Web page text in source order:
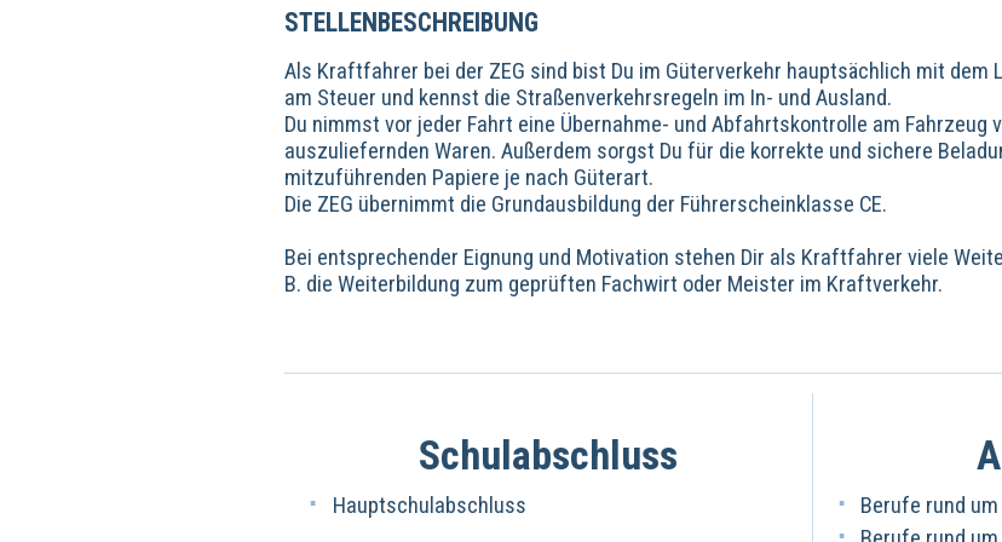
STELLENBESCHREIBUNG
Als Kraftfahrer bei der ZEG sind bist Du im Güterverkehr hauptsächlich mit dem
am Steuer und kennst die Straßenverkehrsregeln im In- und Ausland.
Du nimmst vor jeder Fahrt eine Übernahme- und Abfahrtskontrolle am Fahrzeug
auszuliefernden Waren. Außerdem sorgst Du für die korrekte und sichere
mitzuführenden Papiere je nach Güterart.
Die ZEG übernimmt die Grundausbildung der Führerscheinklasse CE.
Bei entsprechender Eignung und Motivation stehen Dir als Kraftfahrer viele
B. die Weiterbildung zum geprüften Fachwirt oder Meister im Kraftverkehr.
Schulabschluss
Hauptschulabschluss
Berufe rund